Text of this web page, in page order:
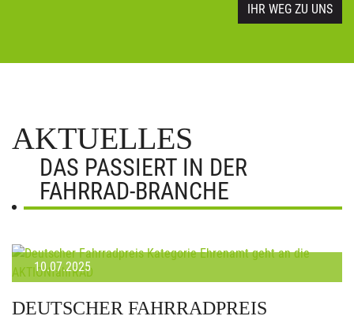
IHR WEG ZU UNS
AKTUELLES
DAS PASSIERT IN DER
FAHRRAD-BRANCHE
10.07.2025
DEUTSCHER FAHRRADPREIS